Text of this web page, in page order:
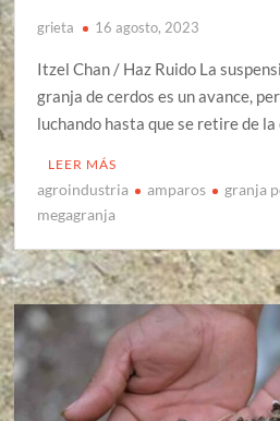
grieta 16 agosto, 2023
Itzel Chan / Haz Ruido La
granja de cerdos es un avance,
luchando hasta que se retire de
LEER MÁS
agroindustria amparos granja
megagranja